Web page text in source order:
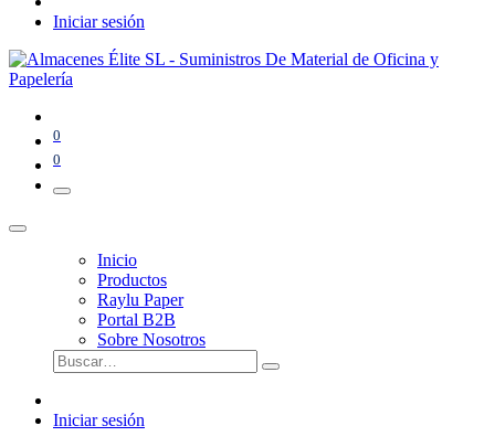
Iniciar sesión
0
0
Inicio
Productos
Raylu Paper
Portal B2B
Sobre Nosotros
Iniciar sesión